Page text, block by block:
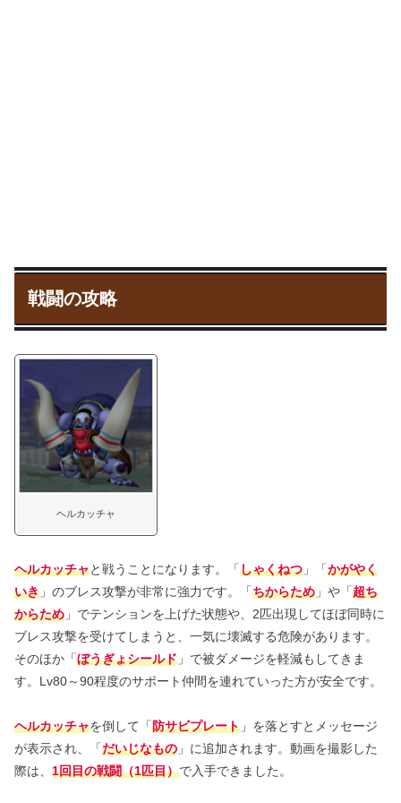
戦闘の攻略
ヘルカッチャ
ヘルカッチャと戦うことになります。「しゃくねつ 」「かがやく
いき 」のブレス攻撃が非常に強力です。「ちからため 」や「超ち
からため 」でテンションを上げた状態や、2匹出現してほぼ同時に
ブレス攻撃を受けてしまうと、一気に壊滅する危険があります。
そのほか「ぼうぎょシールド 」で被ダメージを軽減もしてきま
す。Lv80～90程度のサポート仲間を連れていった方が安全です。
ヘルカッチャを倒して「防サビプレート 」を落とすとメッセージ
が表示され、「だいじなもの 」に追加されます。動画を撮影した
際は、 1回目の戦闘（1匹目）で入手できました。